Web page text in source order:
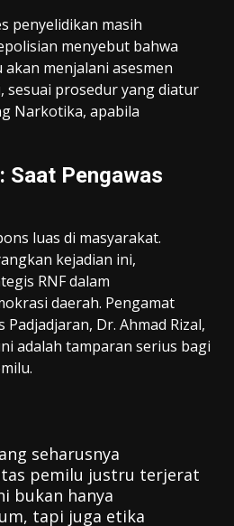
penyelidikan masih
menyebut bahwa
menjalani asesmen
sesuai prosedur yang diatur
Narkotika, apabila
Saat Pengawas
luas di masyarakat.
kejadian ini,
RNF dalam
daerah. Pengamat
Dr. Ahmad Rizal,
adalah tamparan serius bagi
seharusnya
pemilu justru terjerat
bukan hanya
tapi juga etika